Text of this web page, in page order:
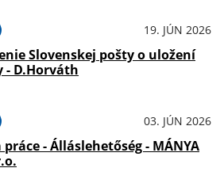
19. JÚN 2026
Slovenskej pošty o uložení
- D.Horváth
03. JÚN 2026
- Álláslehetőség - MÁNYA